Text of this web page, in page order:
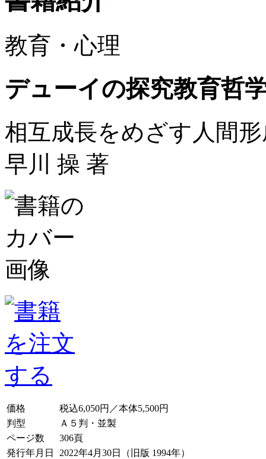
教育・心理
デューイの探究教育哲
相互成長をめざす人間
早川 操 著
価格
税込6,050円／本体5,500円
判型
Ａ５判・並製
ページ数
306頁
発行年月日
2022年4月30日（旧版 1994年）